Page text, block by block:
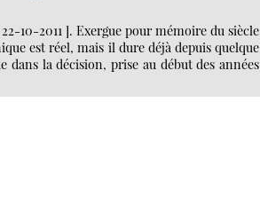
10-2011 ]. Exergue pour mémoire du siècle
est réel, mais il dure déjà depuis quelque
la décision, prise au début des années